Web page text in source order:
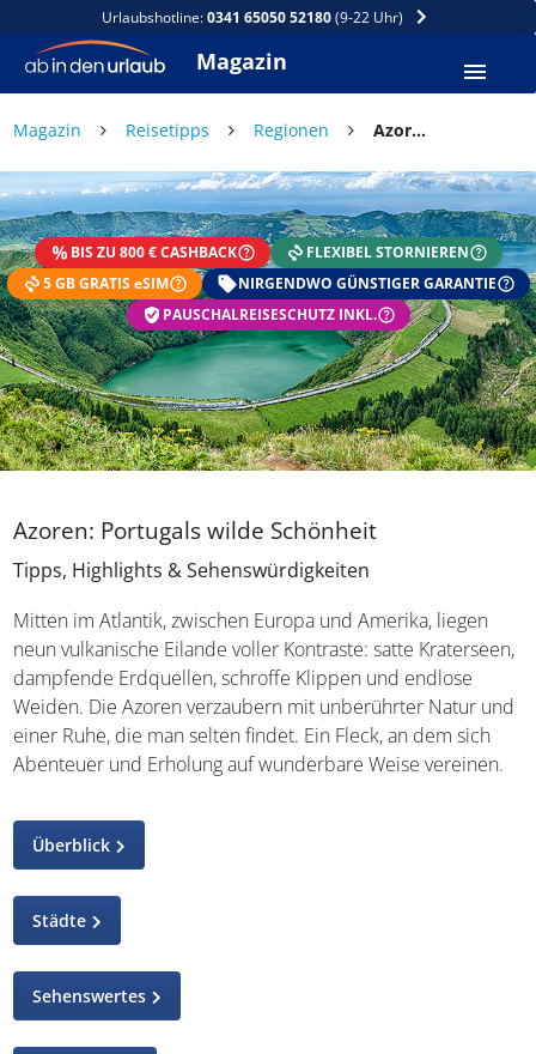
Urlaubshotline:0341 65050 52180(9-22 Uhr)
Magazin
Magazin Reisetipps Regionen Azoren: Portugals wilde Schönheit
BIS ZU 800 € CASHBACK
FLEXIBEL STORNIEREN
5 GB GRATIS eSIM
NIRGENDWO GÜNSTIGER GARANTIE
PAUSCHALREISESCHUTZ INKL.
Azoren: Portugals wilde Schönheit
Tipps, Highlights & Sehenswürdigkeiten
Mitten im Atlantik, zwischen Europa und Amerika, liegen
neun vulkanische Eilande voller Kontraste: satte Kraterseen,
dampfende Erdquellen, schroffe Klippen und endlose
Weiden. Die Azoren verzaubern mit unberührter Natur und
einer Ruhe, die man selten findet. Ein Fleck, an dem sich
Abenteuer und Erholung auf wunderbare Weise vereinen.
Überblick
Städte
Sehenswertes